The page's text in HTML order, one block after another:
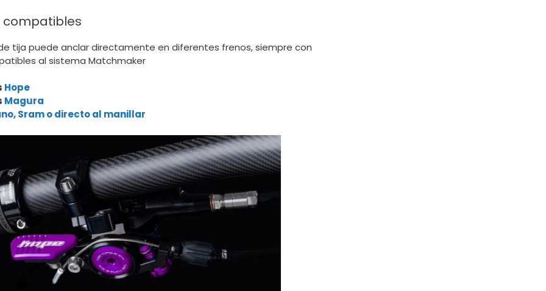
tija puede anclar directamente en diferentes frenos, siempre con
al sistema Matchmaker
Hope
Magura
Sram o directo al manillar